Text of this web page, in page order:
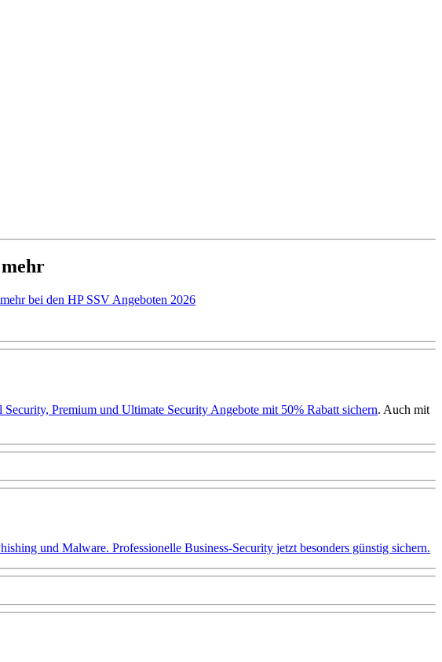
bei den HP SSV Angeboten 2026
Premium und Ultimate Security Angebote mit 50% Rabatt sichern. Auch mit
und Malware. Professionelle Business-Security jetzt besonders günstig sichern.